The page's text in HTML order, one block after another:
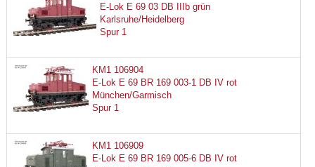
E-Lok E 69 03 DB IIIb grün
Karlsruhe/Heidelberg
Spur 1
KM1 106904
E-Lok E 69 BR 169 003-1 DB IV rot
München/Garmisch
Spur 1
KM1 106909
E-Lok E 69 BR 169 005-6 DB IV rot